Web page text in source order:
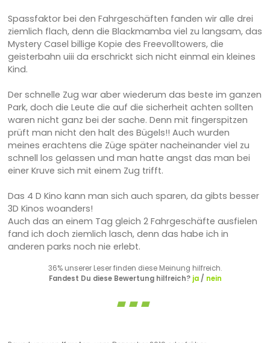
Spassfaktor bei den Fahrgeschäften fanden wir alle drei
ziemlich flach, denn die Blackmamba viel zu langsam, das
Mystery Casel billige Kopie des Freevolltowers, die
geisterbahn uiii da erschrickt sich nicht einmal ein kleines
Kind.
Der schnelle Zug war aber wiederum das beste im ganzen
Park, doch die Leute die auf die sicherheit achten sollten
waren nicht ganz bei der sache. Denn mit fingerspitzen
prüft man nicht den halt des Bügels!! Auch wurden
meines erachtens die Züge später nacheinander viel zu
schnell los gelassen und man hatte angst das man bei
einer Kruve sich mit einem Zug trifft.
Das 4 D Kino kann man sich auch sparen, da gibts besser
3D Kinos woanders!
Auch das an einem Tag gleich 2 Fahrgeschäfte ausfielen
fand ich doch ziemlich lasch, denn das habe ich in
anderen parks noch nie erlebt.
36% unserer Leser finden diese Meinung hilfreich.
Fandest Du diese Bewertung hilfreich? ja/ nein